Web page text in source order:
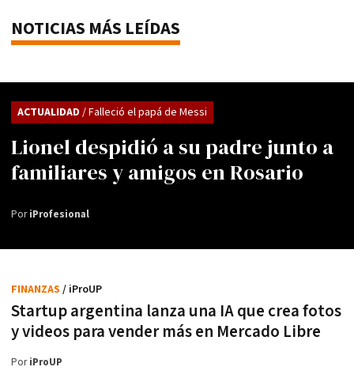
NOTICIAS MÁS LEÍDAS
Lionel despidió a su padre junto a
familiares y amigos en Rosario
ACTUALIDAD / Falleció el papá de Messi
PoriProfesional
Startup argentina lanza una IA que crea fotos
y videos para vender más en Mercado Libre
FINANZAS / iProUP
PoriProUP